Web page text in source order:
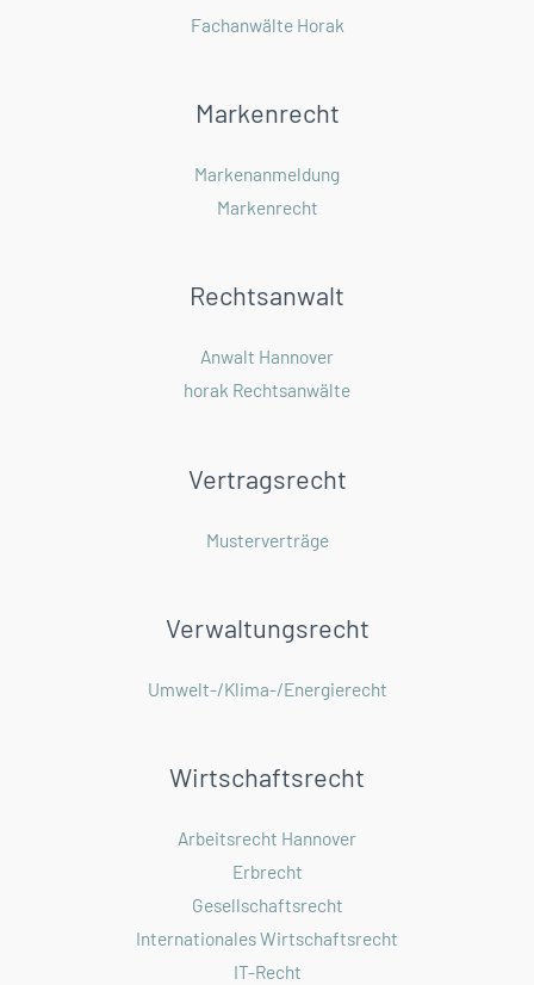
Fachanwälte Horak
Markenrecht
Markenanmeldung
Markenrecht
Rechtsanwalt
Anwalt Hannover
horak Rechtsanwälte
Vertragsrecht
Musterverträge
Verwaltungsrecht
Umwelt-/Klima-/Energierecht
Wirtschaftsrecht
Arbeitsrecht Hannover
Erbrecht
Gesellschaftsrecht
Internationales Wirtschaftsrecht
IT-Recht